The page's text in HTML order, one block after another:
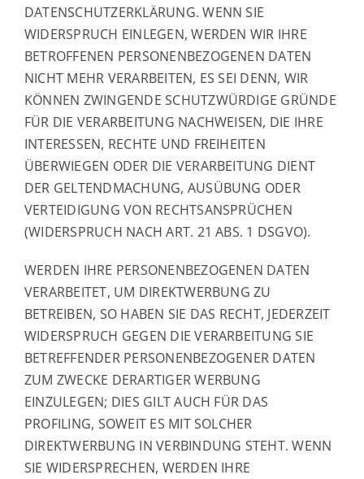
DATENSCHUTZERKLÄRUNG. WENN SIE
WIDERSPRUCH EINLEGEN, WERDEN WIR IHRE
BETROFFENEN PERSONENBEZOGENEN DATEN
NICHT MEHR VERARBEITEN, ES SEI DENN, WIR
KÖNNEN ZWINGENDE SCHUTZWÜRDIGE GRÜNDE
FÜR DIE VERARBEITUNG NACHWEISEN, DIE IHRE
INTERESSEN, RECHTE UND FREIHEITEN
ÜBERWIEGEN ODER DIE VERARBEITUNG DIENT
DER GELTENDMACHUNG, AUSÜBUNG ODER
VERTEIDIGUNG VON RECHTSANSPRÜCHEN
(WIDERSPRUCH NACH ART. 21 ABS. 1 DSGVO).
WERDEN IHRE PERSONENBEZOGENEN DATEN
VERARBEITET, UM DIREKTWERBUNG ZU
BETREIBEN, SO HABEN SIE DAS RECHT, JEDERZEIT
WIDERSPRUCH GEGEN DIE VERARBEITUNG SIE
BETREFFENDER PERSONENBEZOGENER DATEN
ZUM ZWECKE DERARTIGER WERBUNG
EINZULEGEN; DIES GILT AUCH FÜR DAS
PROFILING, SOWEIT ES MIT SOLCHER
DIREKTWERBUNG IN VERBINDUNG STEHT. WENN
SIE WIDERSPRECHEN, WERDEN IHRE